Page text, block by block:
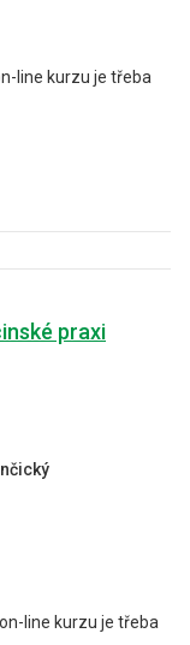
line kurzu je třeba
praxi
line kurzu je třeba